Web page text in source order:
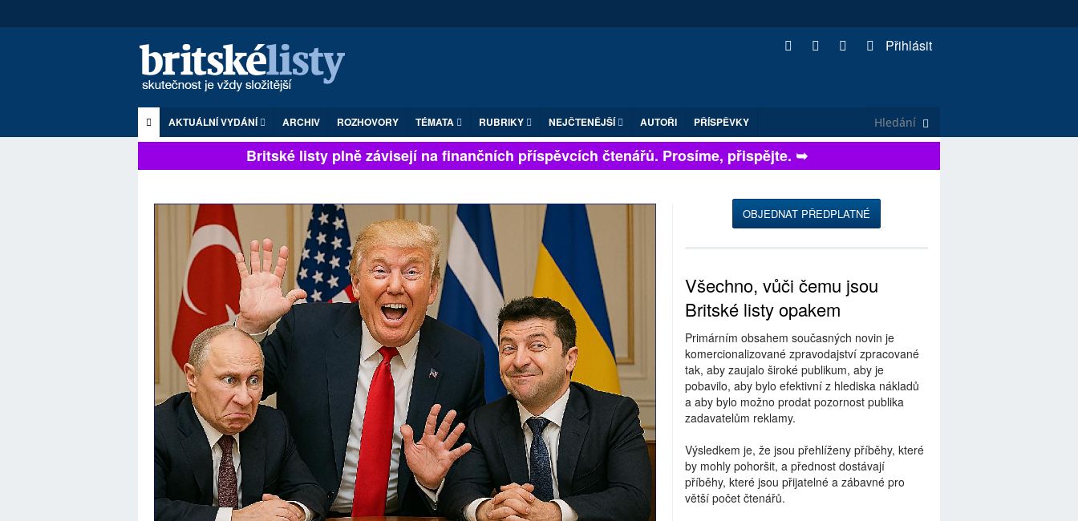
Přihlásit
AKTUÁLNÍ VYDÁNÍ ARCHIV ROZHOVORY TÉMATA RUBRIKY NEJČTENĚJŠÍ AUTOŘI PŘÍSPĚVKY
Britské listy plně závisejí na finančních příspěvcích čtenářů. Prosíme, přispějte. ➥
OBJEDNAT PŘEDPLATNÉ
Všechno, vůči čemu jsou
Britské listy opakem
Primárním obsahem současných novin je
komercionalizované zpravodajství zpracované
tak, aby zaujalo široké publikum, aby je
pobavilo, aby bylo efektivní z hlediska nákladů
a aby bylo možno prodat pozornost publika
zadavatelům reklamy.
Výsledkem je, že jsou přehlíženy příběhy, které
by mohly pohoršit, a přednost dostávají
příběhy, které jsou přijatelné a zábavné pro
větší počet čtenářů.